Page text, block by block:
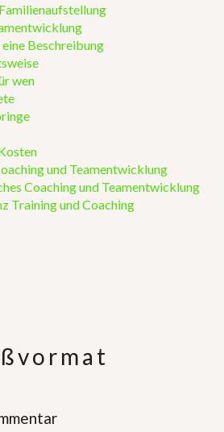
Beschreibung
wen
und Teamentwicklung
Coaching und Teamentwicklung
Training und Coaching